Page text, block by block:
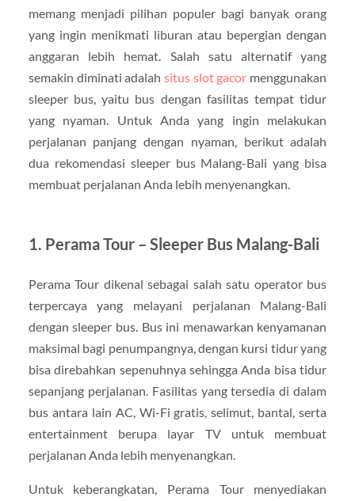
memang menjadi pilihan populer bagi banyak orang
yang ingin menikmati liburan atau bepergian dengan
anggaran lebih hemat. Salah satu alternatif yang
semakin diminati adalah situs slot gacor menggunakan
sleeper bus, yaitu bus dengan fasilitas tempat tidur
yang nyaman. Untuk Anda yang ingin melakukan
perjalanan panjang dengan nyaman, berikut adalah
dua rekomendasi sleeper bus Malang-Bali yang bisa
membuat perjalanan Anda lebih menyenangkan.
1. Perama Tour – Sleeper Bus Malang-Bali
Perama Tour dikenal sebagai salah satu operator bus
terpercaya yang melayani perjalanan Malang-Bali
dengan sleeper bus. Bus ini menawarkan kenyamanan
maksimal bagi penumpangnya, dengan kursi tidur yang
bisa direbahkan sepenuhnya sehingga Anda bisa tidur
sepanjang perjalanan. Fasilitas yang tersedia di dalam
bus antara lain AC, Wi-Fi gratis, selimut, bantal, serta
entertainment berupa layar TV untuk membuat
perjalanan Anda lebih menyenangkan.
Untuk keberangkatan, Perama Tour menyediakan